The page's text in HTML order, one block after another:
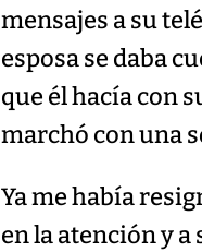
mensajes a su
esposa se daba
que él hacía con
marchó con una
Ya me había
en la atención y a